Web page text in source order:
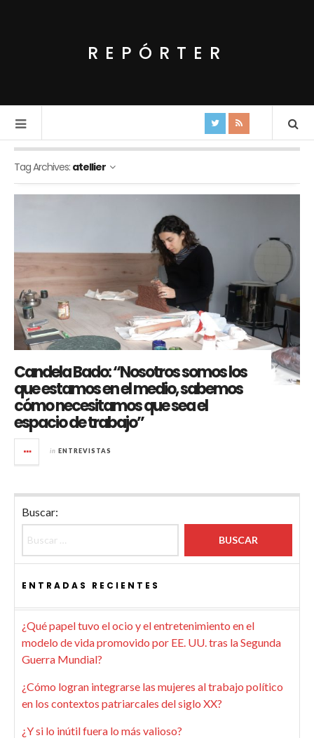
REPÓRTER
Tag Archives: atellier
Candela Bado: “Nosotros somos los
que estamos en el medio, sabemos
cómo necesitamos que sea el
espacio de trabajo”
in ENTREVISTAS
Buscar:
ENTRADAS RECIENTES
¿Qué papel tuvo el ocio y el entretenimiento en el
modelo de vida promovido por EE. UU. tras la Segunda
Guerra Mundial?
¿Cómo logran integrarse las mujeres al trabajo político
en los contextos patriarcales del siglo XX?
¿Y si lo inútil fuera lo más valioso?